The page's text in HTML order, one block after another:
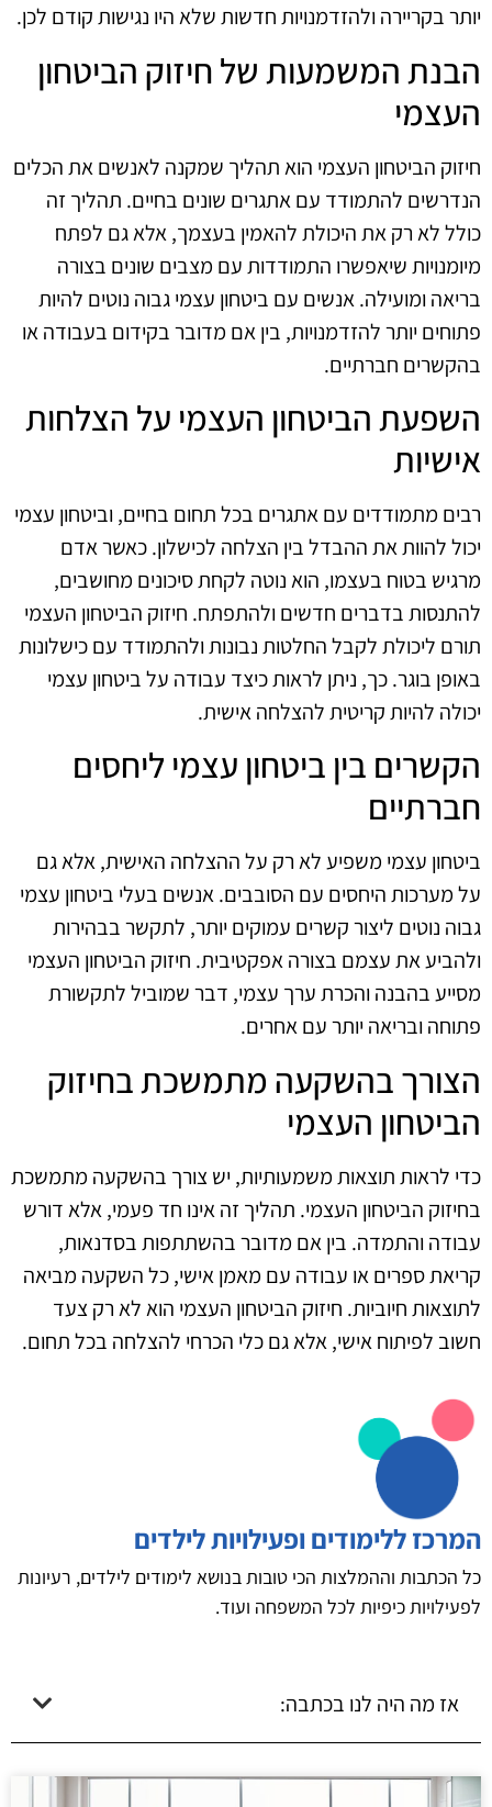
יותר בקריירה ולהזדמנויות חדשות שלא היו נגישות קודם לכן.
הבנת המשמעות של חיזוק הביטחון
העצמי
חיזוק הביטחון העצמי הוא תהליך שמקנה לאנשים את הכלים
הנדרשים להתמודד עם אתגרים שונים בחיים. תהליך זה
כולל לא רק את היכולת להאמין בעצמך, אלא גם לפתח
מיומנויות שיאפשרו התמודדות עם מצבים שונים בצורה
בריאה ומועילה. אנשים עם ביטחון עצמי גבוה נוטים להיות
פתוחים יותר להזדמנויות, בין אם מדובר בקידום בעבודה או
בהקשרים חברתיים.
השפעת הביטחון העצמי על הצלחות
אישיות
רבים מתמודדים עם אתגרים בכל תחום בחיים, וביטחון עצמי
יכול להוות את ההבדל בין הצלחה לכישלון. כאשר אדם
מרגיש בטוח בעצמו, הוא נוטה לקחת סיכונים מחושבים,
להתנסות בדברים חדשים ולהתפתח. חיזוק הביטחון העצמי
תורם ליכולת לקבל החלטות נבונות ולהתמודד עם כישלונות
באופן בוגר. כך, ניתן לראות כיצד עבודה על ביטחון עצמי
יכולה להיות קריטית להצלחה אישית.
הקשרים בין ביטחון עצמי ליחסים
חברתיים
ביטחון עצמי משפיע לא רק על ההצלחה האישית, אלא גם
על מערכות היחסים עם הסובבים. אנשים בעלי ביטחון עצמי
גבוה נוטים ליצור קשרים עמוקים יותר, לתקשר בבהירות
ולהביע את עצמם בצורה אפקטיבית. חיזוק הביטחון העצמי
מסייע בהבנה והכרת ערך עצמי, דבר שמוביל לתקשורת
פתוחה ובריאה יותר עם אחרים.
הצורך בהשקעה מתמשכת בחיזוק
הביטחון העצמי
כדי לראות תוצאות משמעותיות, יש צורך בהשקעה מתמשכת
בחיזוק הביטחון העצמי. תהליך זה אינו חד פעמי, אלא דורש
עבודה והתמדה. בין אם מדובר בהשתתפות בסדנאות,
קריאת ספרים או עבודה עם מאמן אישי, כל השקעה מביאה
לתוצאות חיוביות. חיזוק הביטחון העצמי הוא לא רק צעד
חשוב לפיתוח אישי, אלא גם כלי הכרחי להצלחה בכל תחום.
המרכז ללימודים ופעילויות לילדים
כל הכתבות וההמלצות הכי טובות בנושא לימודים לילדים, רעיונות
לפעילויות כיפיות לכל המשפחה ועוד.
אז מה היה לנו בכתבה: